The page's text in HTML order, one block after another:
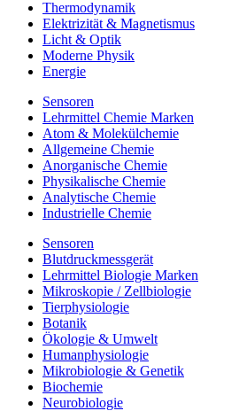
Thermodynamik
Elektrizität & Magnetismus
Licht & Optik
Moderne Physik
Energie
Sensoren
Lehrmittel Chemie Marken
Atom & Molekülchemie
Allgemeine Chemie
Anorganische Chemie
Physikalische Chemie
Analytische Chemie
Industrielle Chemie
Sensoren
Blutdruckmessgerät
Lehrmittel Biologie Marken
Mikroskopie / Zellbiologie
Tierphysiologie
Botanik
Ökologie & Umwelt
Humanphysiologie
Mikrobiologie & Genetik
Biochemie
Neurobiologie